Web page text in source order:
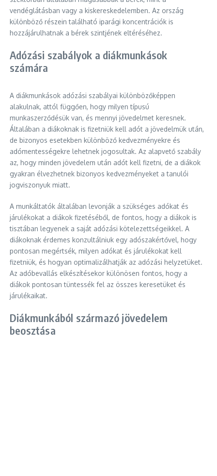
vendéglátásban vagy a kiskereskedelemben. Az ország
különböző részein található iparági koncentrációk is
hozzájárulhatnak a bérek szintjének eltéréséhez.
Adózási szabályok a diákmunkások
számára
A diákmunkások adózási szabályai különbözőképpen
alakulnak, attól függően, hogy milyen típusú
munkaszerződésük van, és mennyi jövedelmet keresnek.
Általában a diákoknak is fizetniük kell adót a jövedelmük után,
de bizonyos esetekben különböző kedvezményekre és
adómentességekre lehetnek jogosultak. Az alapvető szabály
az, hogy minden jövedelem után adót kell fizetni, de a diákok
gyakran élvezhetnek bizonyos kedvezményeket a tanulói
jogviszonyuk miatt.
A munkáltatók általában levonják a szükséges adókat és
járulékokat a diákok fizetéséből, de fontos, hogy a diákok is
tisztában legyenek a saját adózási kötelezettségeikkel. A
diákoknak érdemes konzultálniuk egy adószakértővel, hogy
pontosan megértsék, milyen adókat és járulékokat kell
fizetniük, és hogyan optimalizálhatják az adózási helyzetüket.
Az adóbevallás elkészítésekor különösen fontos, hogy a
diákok pontosan tüntessék fel az összes keresetüket és
járulékaikat.
Diákmunkából származó jövedelem
beosztása